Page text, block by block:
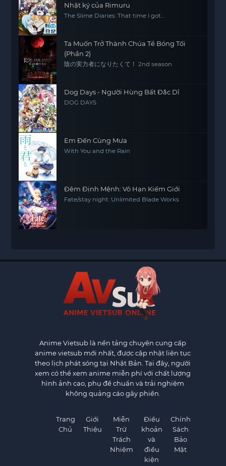
Nhật ký của Rimuru
The Slime Diaries: That time I got
Ta Muốn Trở Thành Chúa Tể Bóng Tối
(Phần 2)
陰の実力者になりたくて！ 2nd season
Dog Days - Người Hùng Bất Đắc Dĩ
DOG DAYS
Em Đến Cùng Mưa
With You and the Rain
Đêm Định Mệnh: Vô Hạn Kiếm Giới
Fate/stay night: Unlimited Blade Works
Anime Vietsub là nền tảng chuyên cung cấp
anime vietsub mới nhất, được cập nhật liên tục
theo lịch phát sóng tại Nhật Bản. Tại đây, người
xem có thể xem anime miễn phí với chất lượng
hình ảnh cao, phụ đề chuẩn và trải nghiệm
không quảng cáo gây phiền.
Trang
Chủ
Giới
Thiệu
Miễn
Trừ
Trách
Nhiệm
Điều
khoản
và
điều
kiện
Chính
Sách
Bảo
Mật